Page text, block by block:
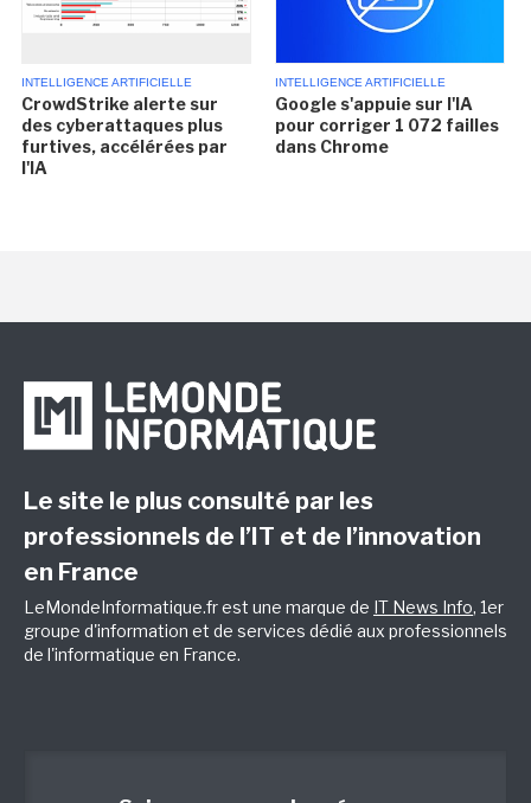
INTELLIGENCE ARTIFICIELLE
CrowdStrike alerte sur
des cyberattaques plus
furtives, accélérées par
l'IA
INTELLIGENCE ARTIFICIELLE
Google s'appuie sur l'IA
pour corriger 1 072 failles
dans Chrome
Le site le plus consulté par les
professionnels de l’IT et de l’innovation
en France
LeMondeInformatique.fr est une marque de IT News Info, 1er
groupe d'information et de services dédié aux professionnels
de l'informatique en France.